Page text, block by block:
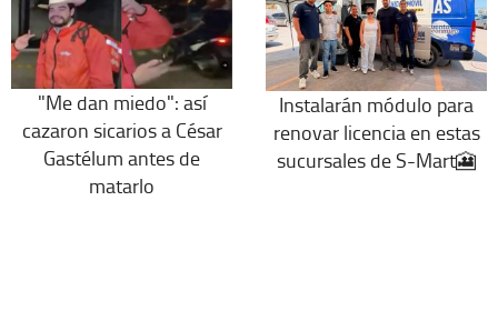
"Me dan miedo": así
cazaron sicarios a César
Gastélum antes de
matarlo
Instalarán módulo para
renovar licencia en estas
sucursales de S-Mart🎦